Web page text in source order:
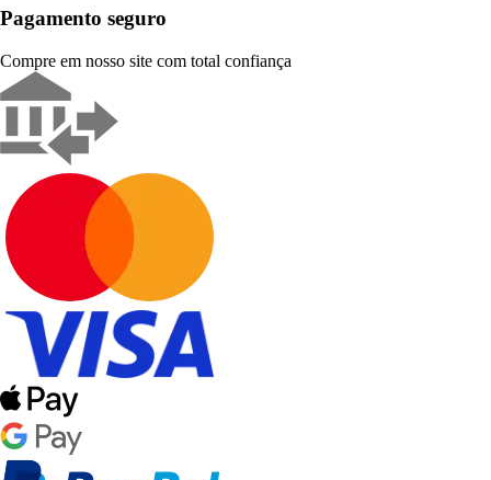
Pagamento seguro
Compre em nosso site com total confiança